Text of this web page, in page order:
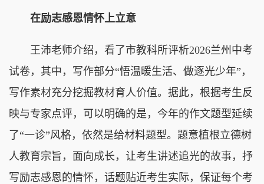
在励志感恩情怀上立意
王沛老师介绍，看了市教科所评析2026兰州中考
试卷，其中，写作部分“悟温暖生活、做逐光少年”，
写作素材充分挖掘教材育人价值。据此，根据考生反
映与专家点评，可以明确的是，今年的作文题型延续
了“一诊”风格，依然是给材料题型。题意植根立德树
人教育宗旨，面向成长，让考生讲述追光的故事，抒
写励志感恩的情怀，话题贴近考生实际，保证每个考